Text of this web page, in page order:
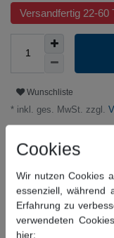
Versandfertig 22-60
Wunschliste
* inkl. ges. MwSt. zzgl.
Beschreibung
Weitere Details
Informationen zur
Cookies
Wir nutzen Cookies
essenziell, während
Erfahrung zu
verwendeten
hier: